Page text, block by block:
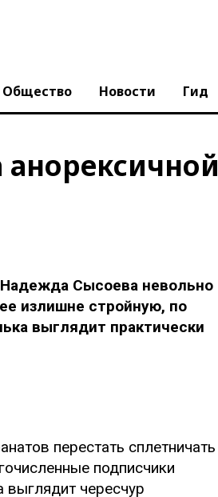
Общество Новости Гид
Надежда Сысоева невольно
излишне стройную, по
выглядит практически
перестать сплетничать
подписчики
чересчур